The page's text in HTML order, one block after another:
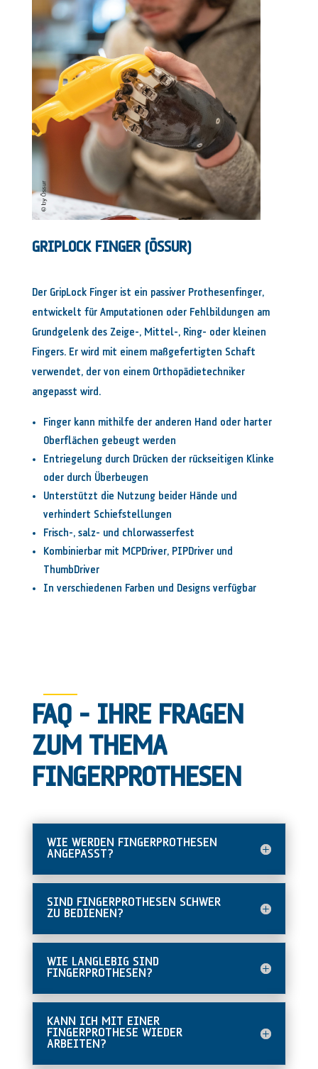
GRIPLOCK FINGER (ÖSSUR)
Der GripLock Finger ist ein passiver Prothesenfinger,
entwickelt für Amputationen oder Fehlbildungen am
Grundgelenk des Zeige-, Mittel-, Ring- oder kleinen
Fingers. Er wird mit einem maßgefertigten Schaft
verwendet, der von einem Orthopädietechniker
angepasst wird.
Finger kann mithilfe der anderen Hand oder harter
Oberflächen gebeugt werden
Entriegelung durch Drücken der rückseitigen Klinke
oder durch Überbeugen
Unterstützt die Nutzung beider Hände und
verhindert Schiefstellungen
Frisch-, salz- und chlorwasserfest
Kombinierbar mit MCPDriver, PIPDriver und
ThumbDriver
In verschiedenen Farben und Designs verfügbar
FAQ – IHRE FRAGEN
ZUM THEMA
FINGERPROTHESEN
WIE WERDEN FINGERPROTHESEN
ANGEPASST?
SIND FINGERPROTHESEN SCHWER
ZU BEDIENEN?
WIE LANGLEBIG SIND
FINGERPROTHESEN?
KANN ICH MIT EINER
FINGERPROTHESE WIEDER
ARBEITEN?